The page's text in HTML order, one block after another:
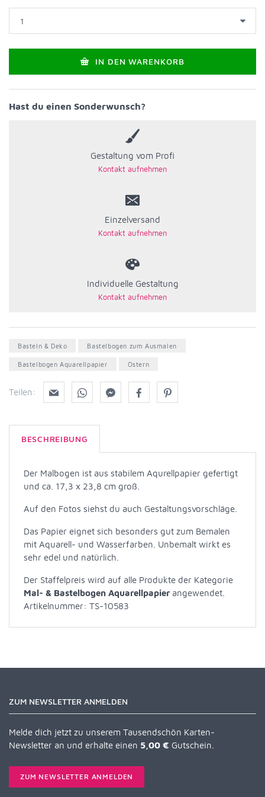
IN DEN WARENKORB
Hast du einen Sonderwunsch?
Gestaltung vom Profi
Einzelversand
Individuelle Gestaltung
Basteln & Deko Bastelbogen zum Ausmalen
Bastelbogen Aquarellpapier Ostern
Teilen:
BESCHREIBUNG
Der Malbogen ist aus stabilem Aqurellpapier gefertigt
und ca. 17,3 x 23,8 cm groß.
Auf den Fotos siehst du auch Gestaltungsvorschläge.
Das Papier eignet sich besonders gut zum Bemalen
mit Aquarell- und Wasserfarben. Unbemalt wirkt es
sehr edel und natürlich.
Der Staffelpreis wird auf alle Produkte der Kategorie
Mal- & Bastelbogen Aquarellpapier angewendet.
Artikelnummer: TS-10583
ZUM NEWSLETTER ANMELDEN
Melde dich jetzt zu unserem Tausendschön Karten-
Newsletter an und erhalte einen 5,00 € Gutschein.
ZUM NEWSLETTER ANMELDEN